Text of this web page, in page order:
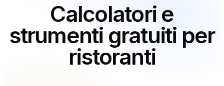
Pagamenti
Approvvigionamento
Menu online e ordinazioni da dispositivo mobile
Calcolatori e
strumenti gratuiti per
ristoranti